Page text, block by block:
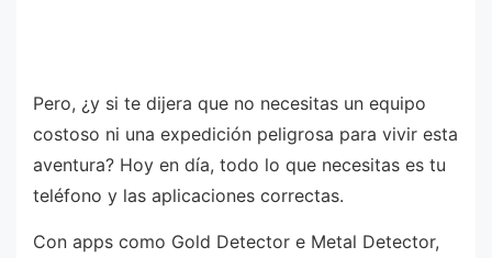
Pero, ¿y si te dijera que no necesitas un equipo
costoso ni una expedición peligrosa para vivir esta
aventura? Hoy en día, todo lo que necesitas es tu
teléfono y las aplicaciones correctas.
Con apps como Gold Detector e Metal Detector,